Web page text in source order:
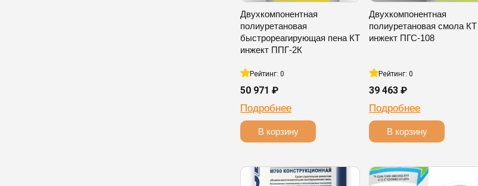
Двухкомпонентная
полиуретановая
быстрореагирующая пена КТ
инжект ППГ-2К
Рейтинг: 0
50 971 ₽
Подробнее
В корзину
Двухкомпонентная
полиуретановая смола КТ
инжект ПГС-108
Рейтинг: 0
39 463 ₽
Подробнее
В корзину